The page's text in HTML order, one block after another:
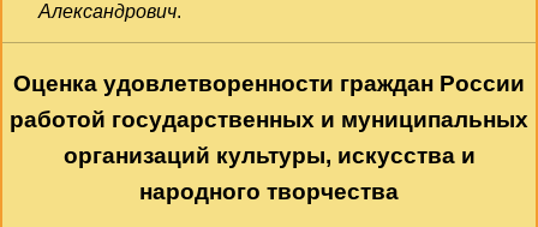
Александрович.
Оценка удовлетворенности граждан России
работой государственных и муниципальных
организаций культуры, искусства и
народного творчества